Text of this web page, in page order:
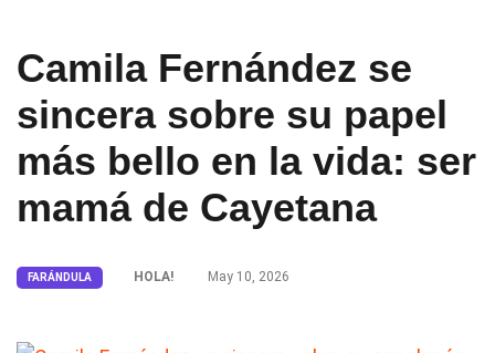
Camila Fernández se
sincera sobre su papel
más bello en la vida: ser
mamá de Cayetana
FARÁNDULA HOLA! May 10, 2026